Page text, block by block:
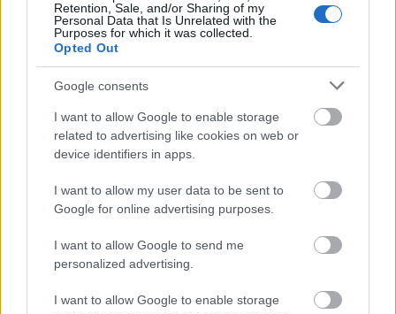
Retention, Sale, and/or Sharing of my
Personal Data that Is Unrelated with the
Purposes for which it was collected.
Opted Out
Google consents
I want to allow Google to enable storage
related to advertising like cookies on web or
device identifiers in apps.
I want to allow my user data to be sent to
Google for online advertising purposes.
I want to allow Google to send me
personalized advertising.
I want to allow Google to enable storage
Langrenn Allround
Vraket fra landslaget, klar for slå
tilbake i Beito-debuten